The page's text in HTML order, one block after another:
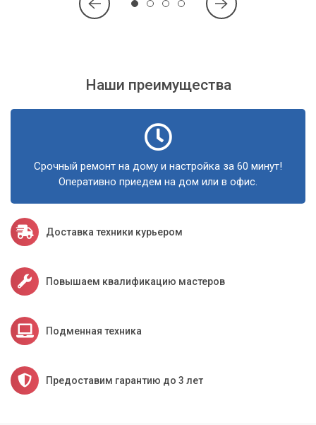
цифровой техники. Наши специалисты помогут вам быстро
и качественно восстановить работу ваших цифровых
которые помогут уберечь ваши устройства от поломок и
надежный партнер в мире цифровой техники!
Наши преимущества
Срочный ремонт на дому и настройка за 60 минут!
Оперативно приедем на дом или в офис.
Доставка техники курьером
Повышаем квалификацию мастеров
Подменная техника
Предоставим гарантию до 3 лет